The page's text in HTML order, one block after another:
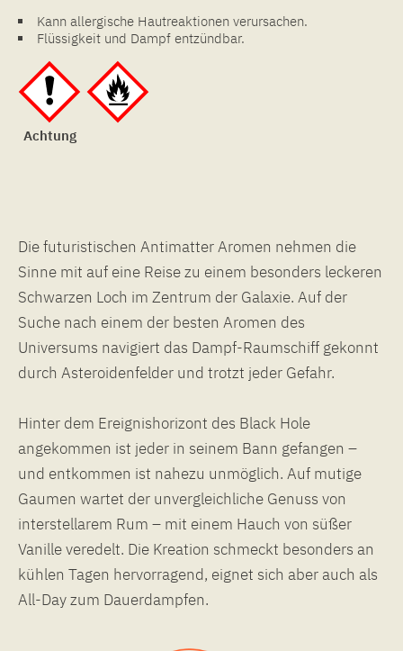
Kann allergische Hautreaktionen verursachen.
Flüssigkeit und Dampf entzündbar.
Achtung
Die futuristischen Antimatter Aromen nehmen die
Sinne mit auf eine Reise zu einem besonders leckeren
Schwarzen Loch im Zentrum der Galaxie. Auf der
Suche nach einem der besten Aromen des
Universums navigiert das Dampf-Raumschiff gekonnt
durch Asteroidenfelder und trotzt jeder Gefahr.
Hinter dem Ereignishorizont des Black Hole
angekommen ist jeder in seinem Bann gefangen –
und entkommen ist nahezu unmöglich. Auf mutige
Gaumen wartet der unvergleichliche Genuss von
interstellarem Rum – mit einem Hauch von süßer
Vanille veredelt. Die Kreation schmeckt besonders an
kühlen Tagen hervorragend, eignet sich aber auch als
All-Day zum Dauerdampfen.